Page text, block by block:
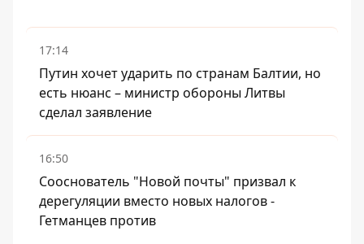
17:14
Путин хочет ударить по странам Балтии, но
есть нюанс – министр обороны Литвы
сделал заявление
16:50
Сооснователь "Новой почты" призвал к
дерегуляции вместо новых налогов -
Гетманцев против